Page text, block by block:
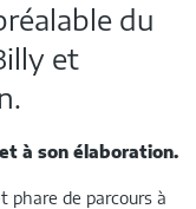
du
et
à son élaboration.
phare de parcours à